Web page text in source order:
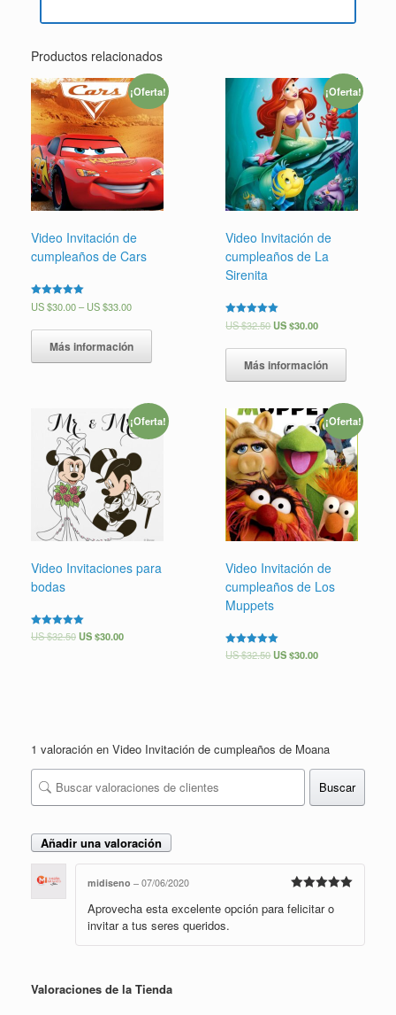
Productos relacionados
¡Oferta!
Video Invitación de
cumpleaños de Cars
Valorado en
5.00
US $30.00– US $33.00
Más información
¡Oferta!
Video Invitación de
cumpleaños de La
Sirenita
Valorado en
5.00
US $32.50US $30.00
Más información
¡Oferta!
Video Invitaciones para
bodas
Valorado en
US $32.50US $30.00
¡Oferta!
Video Invitación de
cumpleaños de Los
Muppets
Valorado en
5.00
US $32.50US $30.00
1 valoración en Video Invitación de cumpleaños de Moana
Buscar
Añadir una valoración
5de 5
midiseno – 07/06/2020
Aprovecha esta excelente opción para felicitar o
invitar a tus seres queridos.
Valoraciones de la Tienda